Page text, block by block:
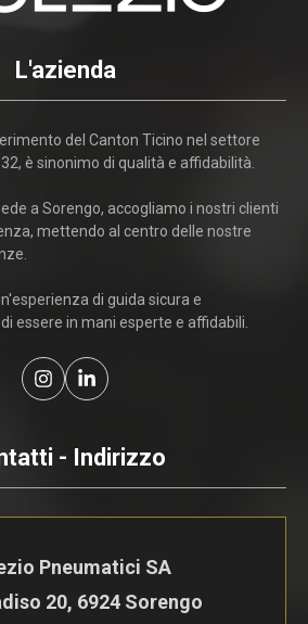
L'azienda
del Canton Ticino nel settore
è sinonimo di qualità e affidabilità.
a Sorengo, accogliamo i nostri clienti
mettendo al centro delle nostre
di guida sicura e
essere in mani esperte e affidabili.
- Indirizzo
Pneumatici SA
20, 6924 Sorengo